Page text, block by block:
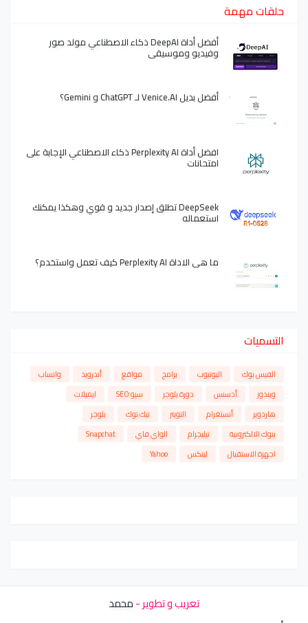
حلقات مهمة
أفضل أداة DeepAI ذكاء الاصطناعي مولد صور
وفيديو وموسيقى
أفضل بديل Venice.AI لـ ChatGPT و Gemini؟
افضل أداة Perplexity AI ذكاء الاصطناعي الإجابة على
امتحانات
DeepSeek تطلق إصدار جديد و قوي وهكذا يمكنك
استعماله
ما هي الاداة Perplexity AI كيف تعمل واستخدم؟
التسميات
الفيس بوك اليوتيوب برامج مواقع أندرويد
واتساب
ويندوز
أدسنس دورة بلوجر سيو SEO
ايميلات
هاردوير
أنستغرام التويتر تيك توك
بلوجر
بنوك الالكترونية
تيليجرام الواي فاي
Snapchat
اجهزة الاستقبال
لينكس Yahoo
تعريب و تطوير -محمد